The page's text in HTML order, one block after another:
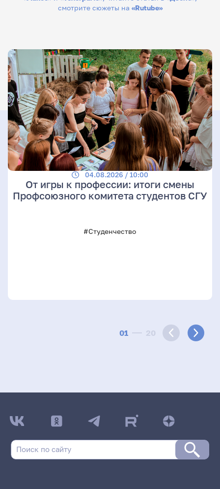
смотрите сюжеты на «Rutube»
01 20
04.08.2026 / 10:00
От игры к профессии: итоги смены
Профсоюзного комитета студентов СГУ
#Студенчество